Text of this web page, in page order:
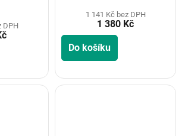
DPH
1 141 Kč bez DPH
1 380 Kč
Do košíku